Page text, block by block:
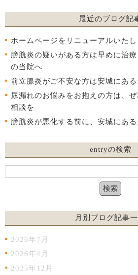
最近のブログ記
ホームページをリニューアルいた
膀胱炎の疑いがある方は早めに治
の当院へ
前立腺炎がご不安な方は安城にあ
尿漏れのお悩みをお抱えの方は、
相談を
膀胱炎が悪化する前に、安城にあ
entryの検索
月別ブログ記事
2026年7月
2026年4月
2025年12月